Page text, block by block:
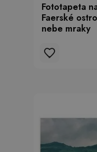
Fototapeta
Faerské
nebe mraky